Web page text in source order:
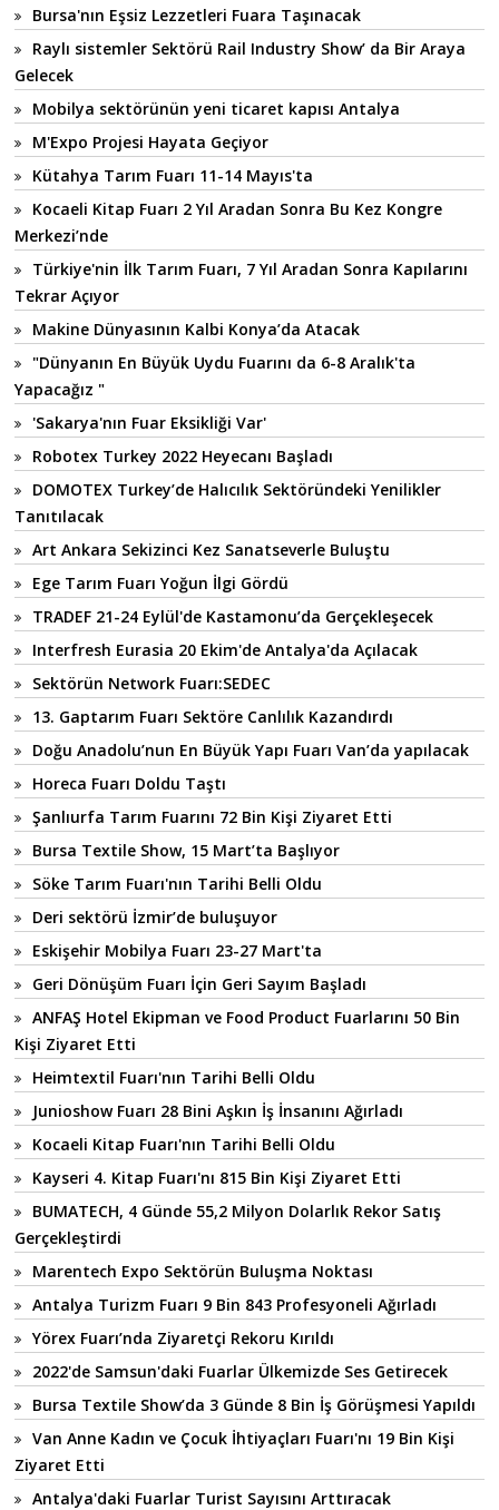
Bursa'nın Eşsiz Lezzetleri Fuara Taşınacak
Raylı sistemler Sektörü Rail Industry Show’ da Bir Araya
Gelecek
Mobilya sektörünün yeni ticaret kapısı Antalya
M'Expo Projesi Hayata Geçiyor
Kütahya Tarım Fuarı 11-14 Mayıs'ta
Kocaeli Kitap Fuarı 2 Yıl Aradan Sonra Bu Kez Kongre
Merkezi’nde
Türkiye'nin İlk Tarım Fuarı, 7 Yıl Aradan Sonra Kapılarını
Tekrar Açıyor
Makine Dünyasının Kalbi Konya’da Atacak
"Dünyanın En Büyük Uydu Fuarını da 6-8 Aralık'ta
Yapacağız "
'Sakarya'nın Fuar Eksikliği Var'
Robotex Turkey 2022 Heyecanı Başladı
DOMOTEX Turkey’de Halıcılık Sektöründeki Yenilikler
Tanıtılacak
Art Ankara Sekizinci Kez Sanatseverle Buluştu
Ege Tarım Fuarı Yoğun İlgi Gördü
TRADEF 21-24 Eylül'de Kastamonu’da Gerçekleşecek
Interfresh Eurasia 20 Ekim'de Antalya'da Açılacak
Sektörün Network Fuarı:SEDEC
13. Gaptarım Fuarı Sektöre Canlılık Kazandırdı
Doğu Anadolu’nun En Büyük Yapı Fuarı Van’da yapılacak
Horeca Fuarı Doldu Taştı
Şanlıurfa Tarım Fuarını 72 Bin Kişi Ziyaret Etti
Bursa Textile Show, 15 Mart’ta Başlıyor
Söke Tarım Fuarı'nın Tarihi Belli Oldu
Deri sektörü İzmir’de buluşuyor
Eskişehir Mobilya Fuarı 23-27 Mart'ta
Geri Dönüşüm Fuarı İçin Geri Sayım Başladı
ANFAŞ Hotel Ekipman ve Food Product Fuarlarını 50 Bin
Kişi Ziyaret Etti
Heimtextil Fuarı'nın Tarihi Belli Oldu
Junioshow Fuarı 28 Bini Aşkın İş İnsanını Ağırladı
Kocaeli Kitap Fuarı'nın Tarihi Belli Oldu
Kayseri 4. Kitap Fuarı'nı 815 Bin Kişi Ziyaret Etti
BUMATECH, 4 Günde 55,2 Milyon Dolarlık Rekor Satış
Gerçekleştirdi
Marentech Expo Sektörün Buluşma Noktası
Antalya Turizm Fuarı 9 Bin 843 Profesyoneli Ağırladı
Yörex Fuarı’nda Ziyaretçi Rekoru Kırıldı
2022'de Samsun'daki Fuarlar Ülkemizde Ses Getirecek
Bursa Textile Show’da 3 Günde 8 Bin İş Görüşmesi Yapıldı
Van Anne Kadın ve Çocuk İhtiyaçları Fuarı'nı 19 Bin Kişi
Ziyaret Etti
Antalya'daki Fuarlar Turist Sayısını Arttıracak